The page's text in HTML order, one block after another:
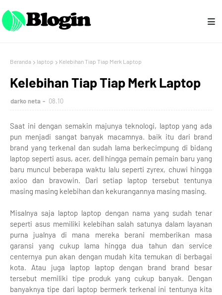
Beranda laptop Kelebihan Tiap Tiap Merk Laptop
Kelebihan Tiap Tiap Merk Laptop
darko neta 08.10
Saat ini dengan semakin majunya teknologi, laptop yang ada
pun menjadi sangat banyak macamnya. baik itu dari brand
brand yang terkenal dan sudah lama berkecimpung di bidang
laptop seperti asus, acer, dell hingga pemain pemain baru yang
baru muncul beberapa waktu lalu seperti zyrex, chuwi hingga
axioo dan bravowin. Dari setiap laptop tersebut tentunya
masing masing kelebihan dan kekurangannya masing masing.
Misalnya saja laptop laptop dengan nama yang sudah tenar
seperti asus memiliki kelebihan salah satunya dalam layanan
purna jualnya di mana mereka berani memberikan masa
garansi yang cukup lama hingga dua tahun dan service
centernya pun akan dengan mudah kita temukan di berbagai
kota. Atau juga laptop laptop dengan brand brand besar
tersebut memiliki tipe produk yang cukup banyak. Dengan
banyaknya tipe dari laptop bermerk terkenal ini tentunya kita